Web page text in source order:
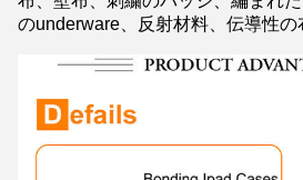
のunderware、反射材料、伝導性の